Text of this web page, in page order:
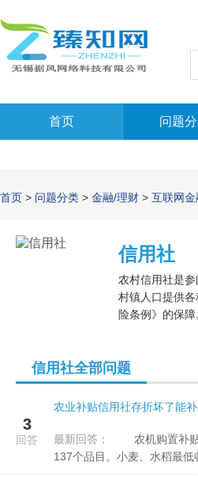
首页 问题
首页 > 问题分类 > 金融/理财 > 互联网金
信用社
农村信用社是
村镇人口提供
险条例》的保
信用社全部问题
3
回答
农业补贴信用社存折坏了能
最新回答：
137个品目。小麦、水稻最低